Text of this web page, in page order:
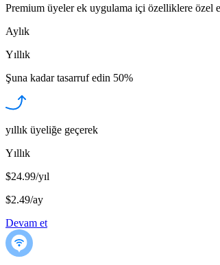
Premium üyeler ek uygulama içi özelliklere özel
Aylık
Yıllık
Şuna kadar tasarruf edin 50%
yıllık üyeliğe geçerek
Yıllık
$24.99/yıl
$2.49/ay
Devam et